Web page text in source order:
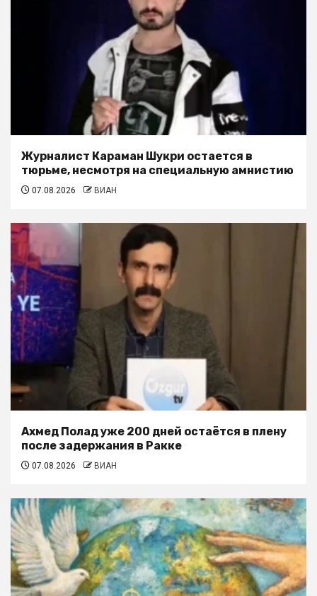
Журналист Караман Шукри остается в
тюрьме, несмотря на специальную амнистию
07.08.2026 ВИАН
Ахмед Полад уже 200 дней остаётся в плену
после задержания в Ракке
07.08.2026 ВИАН